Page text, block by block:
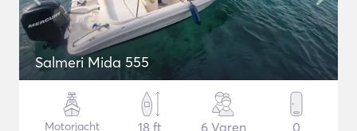
Salmeri Mida 555
Motorjacht
18 ft
6 Varen 0